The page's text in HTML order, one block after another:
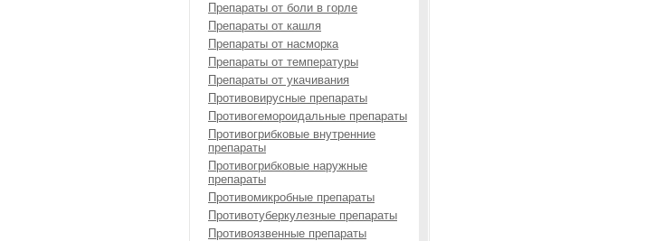
Препараты от боли в горле
Препараты от кашля
Препараты от насморка
Препараты от температуры
Препараты от укачивания
Противовирусные препараты
Противогемороидальные препараты
Противогрибковые внутренние
препараты
Противогрибковые наружные
препараты
Противомикробные препараты
Противотуберкулезные препараты
Противоязвенные препараты